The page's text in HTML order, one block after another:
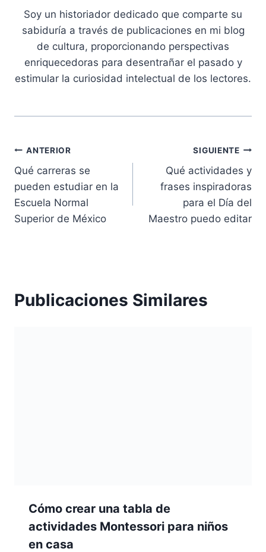
Soy un historiador dedicado que comparte su
sabiduría a través de publicaciones en mi blog
de cultura, proporcionando perspectivas
enriquecedoras para desentrañar el pasado y
estimular la curiosidad intelectual de los lectores.
Navegación
de
entradas
ANTERIOR
Qué carreras se
pueden estudiar en la
Escuela Normal
Superior de México
SIGUIENTE
Qué actividades y
frases inspiradoras
para el Día del
Maestro puedo editar
Publicaciones Similares
Cómo crear una tabla de
actividades Montessori para niños
en casa